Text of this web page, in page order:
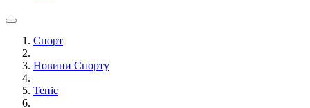
Спорт
Новини Спорту
Теніс